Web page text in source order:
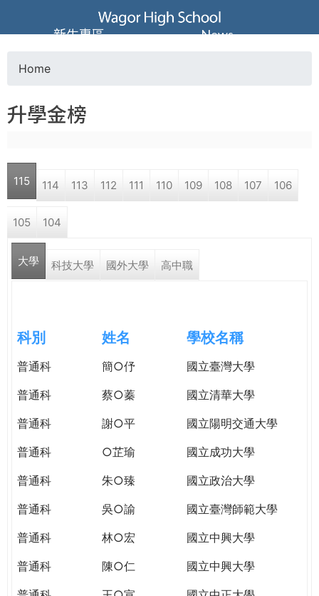
Jump to navigation
葳
格
高
中
學
格。
民。
o
u
a
r
e
e
r
e
Home
升學金榜
115 114 113 112 111 110 109 108 107 106
105 104
大學 科技大學 國外大學 高中職
科別 姓名 學校名稱
普通科 簡○伃
國立臺灣大學
普通科
蔡○蓁
國立清華大學
普通科
謝○平
國立陽明交通大學
普通科
○芷瑜
國立成功大學
普通科
朱○臻
國立政治大學
普通科
吳○諭
國立臺灣師範大學
普通科
林○宏
國立中興大學
普通科
陳○仁
國立中興大學
新生專區 News